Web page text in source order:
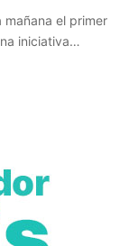
mañana el primer
iniciativa…